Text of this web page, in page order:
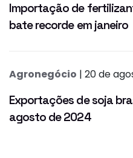
Importação de
bate recorde em janeiro
Agronegócio | 20 de
Exportações de soja
agosto de 2024